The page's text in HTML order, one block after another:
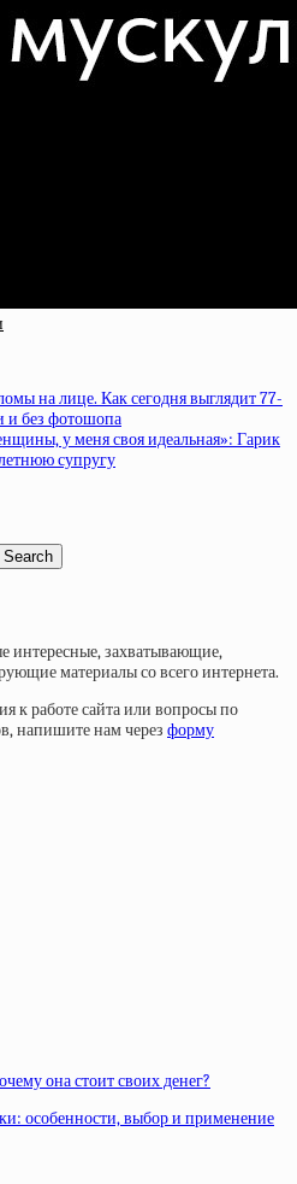
на лице. Как сегодня выглядит 77-
и без фотошопа
у меня своя идеальная»: Гарик
супругу
интересные, захватывающие,
материалы со всего интернета.
к работе сайта или вопросы по
напишите нам через форму
она стоит своих денег?
особенности, выбор и применение